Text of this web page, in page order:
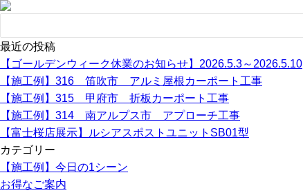
最近の投稿
【ゴールデンウィーク休業のお知らせ】2026.5.3～2026.5.10
【施工例】316 笛吹市 アルミ屋根カーポート工事
【施工例】315 甲府市 折板カーポート工事
【施工例】314 南アルプス市 アプローチ工事
【富士桜店展示】ルシアスポストユニットSB01型
カテゴリー
【施工例】今日の1シーン
お得なご案内